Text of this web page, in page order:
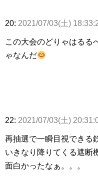
20: 2021/07/03(土)
この大会のどりゃはるる
ゃなんだ
22: 2021/07/03(土)
再抽選で一瞬目視できる
いきなり降りてくる遮断
面白かったなぁ。。。